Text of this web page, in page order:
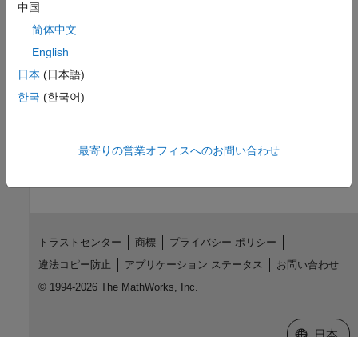
Topics
Check for and Review Coding Standard Violations
External Websites
CWE-256
中国
简体中文
English
日本 (日本語)
한국 (한국어)
最寄りの営業オフィスへのお問い合わせ
トラストセンター 商標
プライバシー ポリシー
違法コピー防止
アプリケーション ステータス
お問い合わせ
© 1994-2026 The MathWorks, Inc.
Web サイ
日本